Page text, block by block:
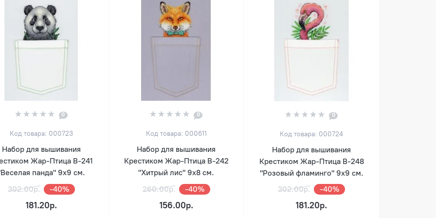
0
Код товара: 000723
Набор для вышивания
Жар-Птица В-241
панда" 9х9 см.
302.00р.
-40%
181.20р.
0
Код товара: 000611
Набор для вышивания
Крестиком Жар-Птица В-242
"Хитрый лис" 9х8 см.
260.00р.
-40%
156.00р.
0
Код товара: 000724
Набор для вышивания
Крестиком Жар-Птица В-248
"Розовый фламинго" 9х9 см.
302.00р.
-40%
181.20р.